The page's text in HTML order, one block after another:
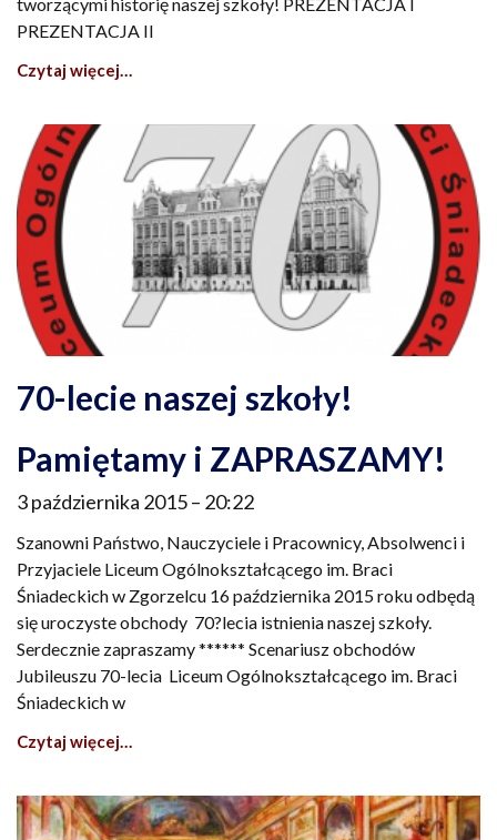
PREZENTACJA II
Czytaj więcej…
70-lecie naszej szkoły!
Pamiętamy i ZAPRASZAMY!
3 października 2015 20:22
Szanowni Państwo, Nauczyciele i Pracownicy, Absolwenci i
Przyjaciele Liceum Ogólnokształcącego im. Braci
Śniadeckich w Zgorzelcu 16 października 2015 roku odbędą
się uroczyste obchody 70?lecia istnienia naszej szkoły.
Serdecznie zapraszamy ****** Scenariusz obchodów
Jubileuszu 70-lecia Liceum Ogólnokształcącego im. Braci
Śniadeckich w
Czytaj więcej…